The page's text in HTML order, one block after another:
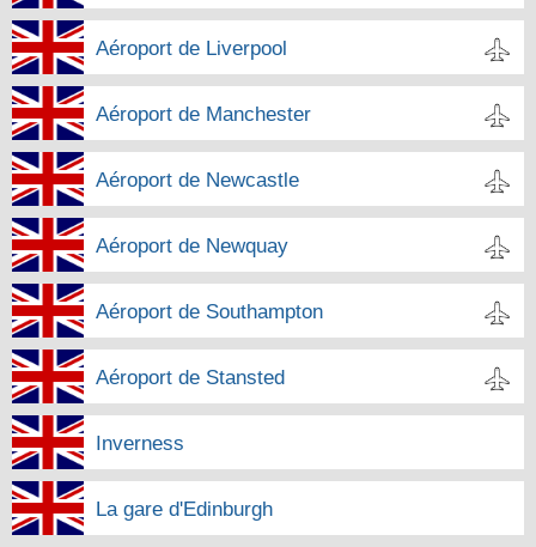
Aéroport de Liverpool
Aéroport de Manchester
Aéroport de Newcastle
Aéroport de Newquay
Aéroport de Southampton
Aéroport de Stansted
Inverness
La gare d'Edinburgh